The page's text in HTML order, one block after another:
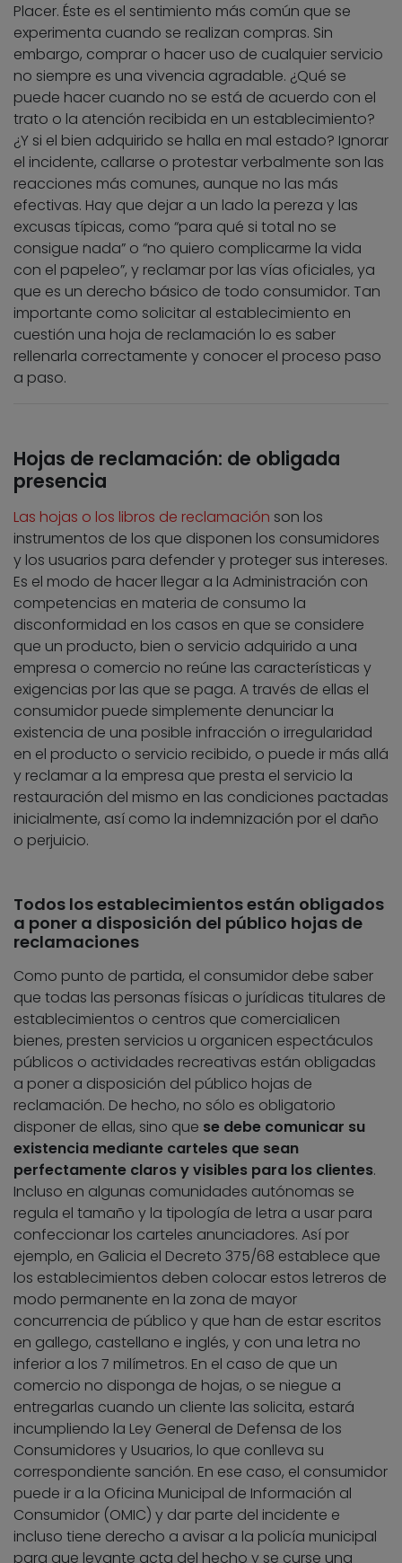
Placer. Éste es el sentimiento más común que se
experimenta cuando se realizan compras. Sin
embargo, comprar o hacer uso de cualquier servicio
no siempre es una vivencia agradable. ¿Qué se
puede hacer cuando no se está de acuerdo con el
trato o la atención recibida en un establecimiento?
¿Y si el bien adquirido se halla en mal estado? Ignorar
el incidente, callarse o protestar verbalmente son las
reacciones más comunes, aunque no las más
efectivas. Hay que dejar a un lado la pereza y las
excusas típicas, como “para qué si total no se
consigue nada” o “no quiero complicarme la vida
con el papeleo”, y reclamar por las vías oficiales, ya
que es un derecho básico de todo consumidor. Tan
importante como solicitar al establecimiento en
cuestión una hoja de reclamación lo es saber
rellenarla correctamente y conocer el proceso paso
a paso.
Hojas de reclamación: de obligada
presencia
Las hojas o los libros de reclamación son los
instrumentos de los que disponen los consumidores
y los usuarios para defender y proteger sus intereses.
Es el modo de hacer llegar a la Administración con
competencias en materia de consumo la
disconformidad en los casos en que se considere
que un producto, bien o servicio adquirido a una
empresa o comercio no reúne las características y
exigencias por las que se paga. A través de ellas el
consumidor puede simplemente denunciar la
existencia de una posible infracción o irregularidad
en el producto o servicio recibido, o puede ir más allá
y reclamar a la empresa que presta el servicio la
restauración del mismo en las condiciones pactadas
inicialmente, así como la indemnización por el daño
o perjuicio.
Todos los establecimientos están obligados
a poner a disposición del público hojas de
reclamaciones
Como punto de partida, el consumidor debe saber
que todas las personas físicas o jurídicas titulares de
establecimientos o centros que comercialicen
bienes, presten servicios u organicen espectáculos
públicos o actividades recreativas están obligadas
a poner a disposición del público hojas de
reclamación. De hecho, no sólo es obligatorio
disponer de ellas, sino que se debe comunicar su
existencia mediante carteles que sean
perfectamente claros y visibles para los clientes.
Incluso en algunas comunidades autónomas se
regula el tamaño y la tipología de letra a usar para
confeccionar los carteles anunciadores. Así por
ejemplo, en Galicia el Decreto 375/68 establece que
los establecimientos deben colocar estos letreros de
modo permanente en la zona de mayor
concurrencia de público y que han de estar escritos
en gallego, castellano e inglés, y con una letra no
inferior a los 7 milímetros. En el caso de que un
comercio no disponga de hojas, o se niegue a
entregarlas cuando un cliente las solicita, estará
incumpliendo la Ley General de Defensa de los
Consumidores y Usuarios, lo que conlleva su
correspondiente sanción. En ese caso, el consumidor
puede ir a la Oficina Municipal de Información al
Consumidor (OMIC) y dar parte del incidente e
incluso tiene derecho a avisar a la policía municipal
para que levante acta del hecho y se curse una